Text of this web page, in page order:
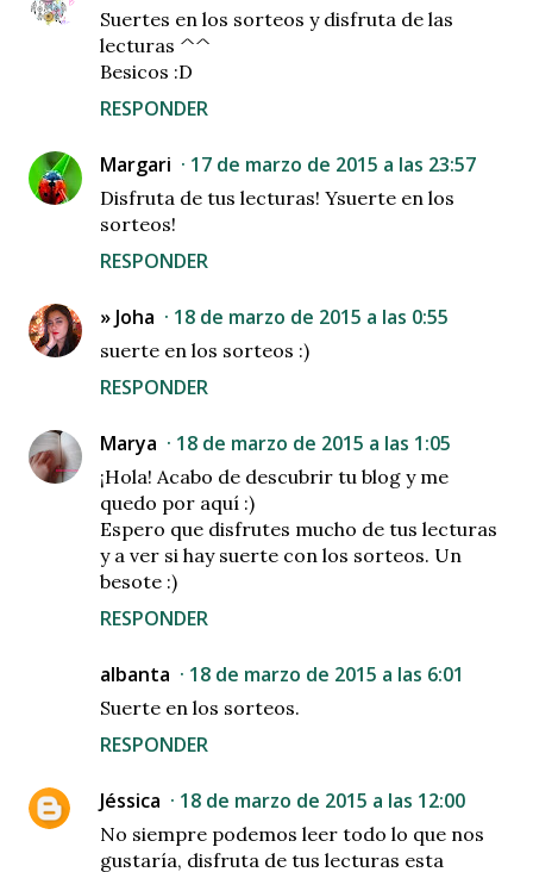
Suertes en los sorteos y disfruta de las
lecturas ^^
Besicos :D
RESPONDER
Margari 17 de marzo de 2015 a las 23:57
Disfruta de tus lecturas! Ysuerte en los
sorteos!
RESPONDER
» Joha 18 de marzo de 2015 a las 0:55
suerte en los sorteos :)
RESPONDER
Marya 18 de marzo de 2015 a las 1:05
¡Hola! Acabo de descubrir tu blog y me
quedo por aquí :)
Espero que disfrutes mucho de tus lecturas
y a ver si hay suerte con los sorteos. Un
besote :)
RESPONDER
albanta 18 de marzo de 2015 a las 6:01
Suerte en los sorteos.
RESPONDER
Jéssica 18 de marzo de 2015 a las 12:00
No siempre podemos leer todo lo que nos
gustaría, disfruta de tus lecturas esta